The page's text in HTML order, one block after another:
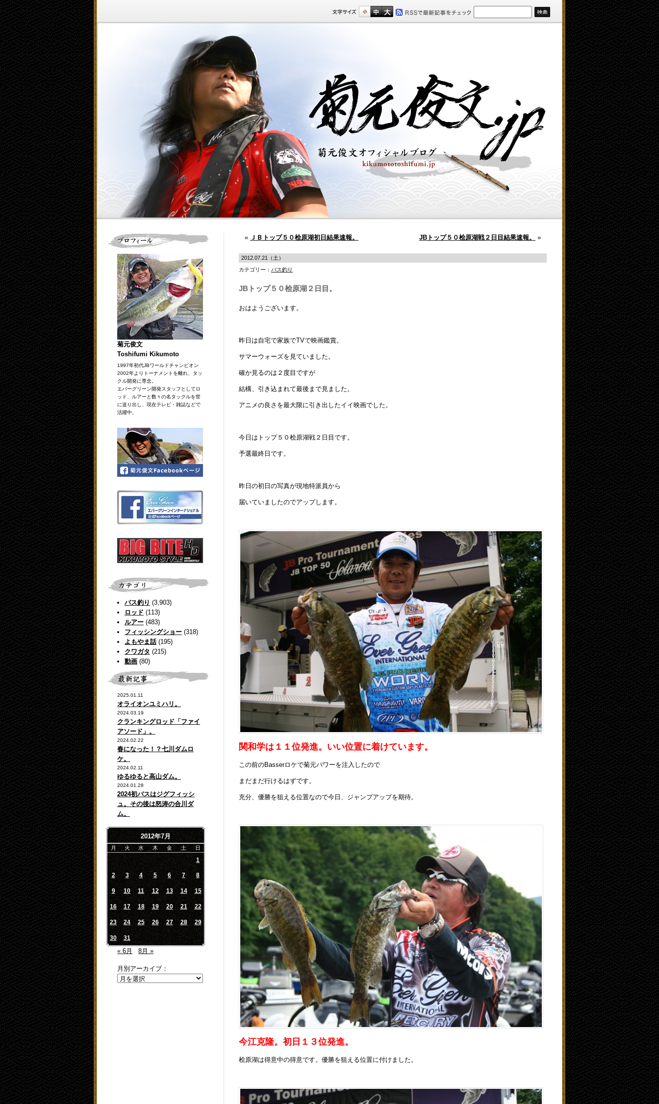
菊元俊文
Toshifumi Kikumoto
1997年初代JBワールドチャンピオン
2002年よりトーナメントを離れ、タッ
クル開発に専念。
エバーグリーン開発スタッフとしてロ
ッド、ルアーと数々の名タックルを世
に送り出し、現在テレビ・雑誌などで
活躍中。
バス釣り (3,903)
ロッド (113)
ルアー (483)
フィッシングショー (318)
よもやま話(195)
クワガタ (215)
動画 (80)
2025.01.11
オライオンユミハリ。
2024.03.19
クランキングロッド「ファイ
アソード」。
2024.02.22
春になった！？七川ダムロ
ケ。
2024.02.11
ゆるゆると高山ダム。
2024.01.28
2024初バスはジグフィッシ
ュ。その後は怒涛の合川ダ
ム。
2012年7月
月 火 水 木 金 土 日
1
2 3 4 5 6 7 8
9 10 11 12 13 14 15
16 17 18 19 20 21 22
23 24 25 26 27 28 29
30 31
« 6月 8月 »
月別アーカイブ：
« ＪＢトップ５０桧原湖初日結果速報。 JBトップ５０桧原湖戦２日目結果速報。 »
2012.07.21（土）
カテゴリー： バス釣り
JBトップ５０桧原湖２日目。
おはようございます。
昨日は自宅で家族でTVで映画鑑賞。
サマーウォーズを見ていました。
確か見るのは２度目ですが
結構、引き込まれて最後まで見ました。
アニメの良さを最大限に引き出したイイ映画でした。
今日はトップ５０桧原湖戦２日目です。
予選最終日です。
昨日の初日の写真が現地特派員から
届いていましたのでアップします。
関和学は１１位発進。いい位置に着けています。
この前のBasserロケで菊元パワーを注入したので
まだまだ行けるはずです。
充分、優勝を狙える位置なので今日、ジャンプアップを期待。
今江克隆。初日１３位発進。
桧原湖は得意中の得意です。優勝を狙える位置に付けました。